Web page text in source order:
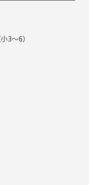
3～6）